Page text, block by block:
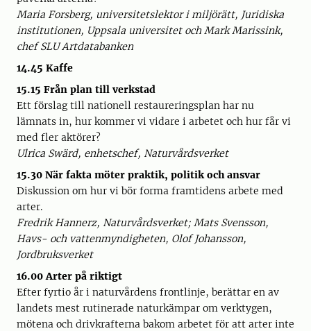
Maria Forsberg, universitetslektor i miljörätt, Juridiska
institutionen, Uppsala universitet och Mark Marissink,
chef SLU Artdatabanken
14.45 Kaffe
15.15 Från plan till verkstad
Ett förslag till nationell restaureringsplan har nu
lämnats in, hur kommer vi vidare i arbetet och hur får vi
med fler aktörer?
Ulrica Swärd, enhetschef, Naturvårdsverket
15.30 När fakta möter praktik, politik och ansvar
Diskussion om hur vi bör forma framtidens arbete med
arter.
Fredrik Hannerz, Naturvårdsverket; Mats Svensson,
Havs- och vattenmyndigheten, Olof Johansson,
Jordbruksverket
16.00 Arter på riktigt
Efter fyrtio år i naturvårdens frontlinje, berättar en av
landets mest rutinerade naturkämpar om verktygen,
mötena och drivkrafterna bakom arbetet för att arter inte